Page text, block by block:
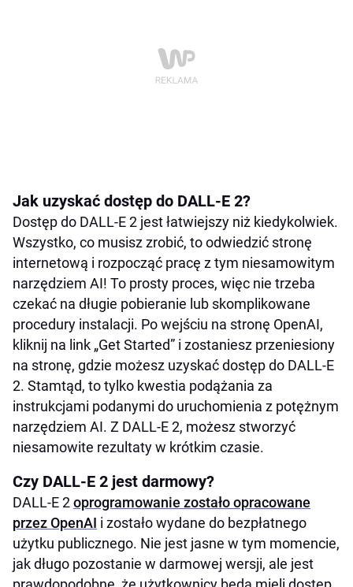
Jak uzyskać dostęp do DALL-E 2?
Dostęp do DALL-E 2 jest łatwiejszy niż kiedykolwiek.
Wszystko, co musisz zrobić, to odwiedzić stronę
internetową i rozpocząć pracę z tym niesamowitym
narzędziem AI! To prosty proces, więc nie trzeba
czekać na długie pobieranie lub skomplikowane
procedury instalacji. Po wejściu na stronę OpenAI,
kliknij na link „Get Started” i zostaniesz przeniesiony
na stronę, gdzie możesz uzyskać dostęp do DALL-E
2. Stamtąd, to tylko kwestia podążania za
instrukcjami podanymi do uruchomienia z potężnym
narzędziem AI. Z DALL-E 2, możesz stworzyć
niesamowite rezultaty w krótkim czasie.
Czy DALL-E 2 jest darmowy?
DALL-E 2oprogramowanie zostało opracowane
przez OpenAI i zostało wydane do bezpłatnego
użytku publicznego. Nie jest jasne w tym momencie,
jak długo pozostanie w darmowej wersji, ale jest